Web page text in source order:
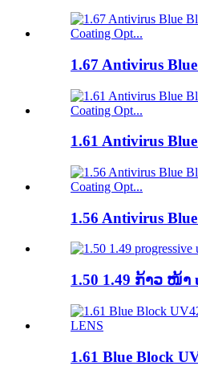
1.67 Antivirus
1.61 Antivirus
1.56 Antivirus
1.50 1.49 ກ້າວ ໜ້າ
1.61 Blue Block